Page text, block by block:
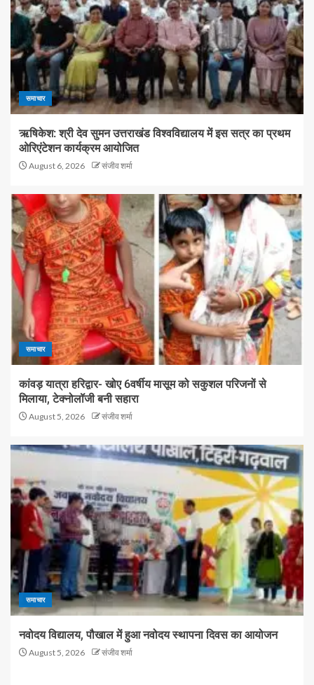
समाचार
ऋषिकेश: श्री देव सुमन उत्तराखंड विश्वविद्यालय में इस सत्र का प्रथम
ओरिएंटेशन कार्यक्रम आयोजित
August 6, 2026 संजीव शर्मा
समाचार
कांवड़ यात्रा हरिद्वार- खोए 6वर्षीय मासूम को सकुशल परिजनों से
मिलाया, टेक्नोलॉजी बनी सहारा
August 5, 2026 संजीव शर्मा
समाचार
नवोदय विद्यालय, पौखाल में हुआ नवोदय स्थापना दिवस का आयोजन
August 5, 2026 संजीव शर्मा